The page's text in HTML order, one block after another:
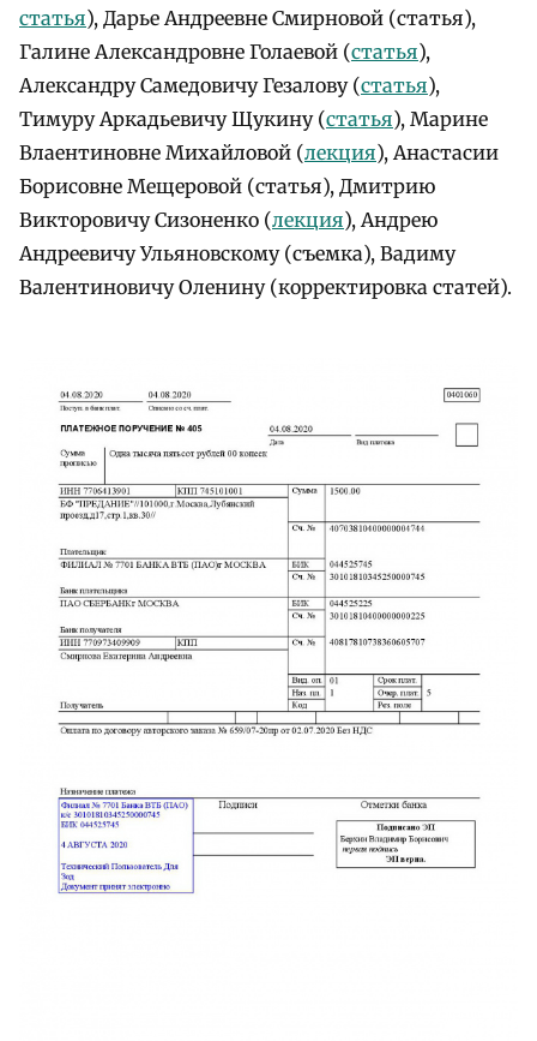
статья), Дарье Андреевне Смирновой (статья),
Галине Александровне Голаевой (статья),
Александру Самедовичу Гезалову (статья),
Тимуру Аркадьевичу Щукину (статья), Марине
Влаентиновне Михайловой (лекция), Анастасии
Борисовне Мещеровой (статья), Дмитрию
Викторовичу Сизоненко (лекция), Андрею
Андреевичу Ульяновскому (съемка), Вадиму
Валентиновичу Оленину (корректировка статей).